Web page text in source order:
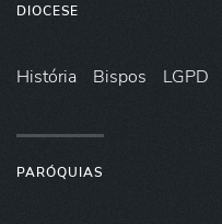
DIOCESE
História Bispos LGPD
PARÓQUIAS